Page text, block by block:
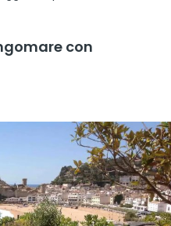
con